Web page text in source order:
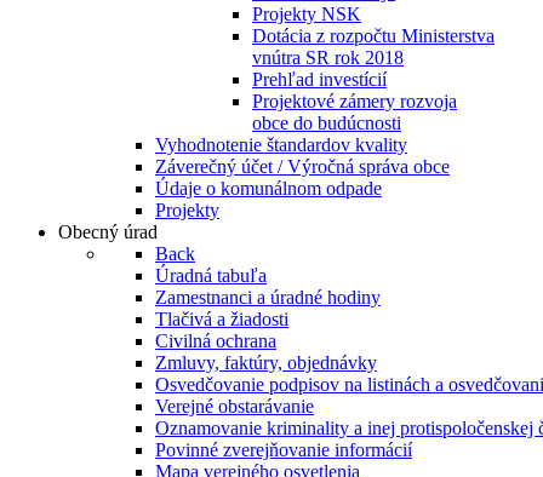
Projekty NSK
Dotácia z rozpočtu Ministerstva
vnútra SR rok 2018
Prehľad investícií
Projektové zámery rozvoja
obce do budúcnosti
Vyhodnotenie štandardov kvality
Záverečný účet / Výročná správa obce
Údaje o komunálnom odpade
Projekty
Obecný úrad
Back
Úradná tabuľa
Zamestnanci a úradné hodiny
Tlačivá a žiadosti
Civilná ochrana
Zmluvy, faktúry, objednávky
Osvedčovanie podpisov na listinách a
Verejné obstarávanie
Oznamovanie kriminality a inej protispoločenskej
Povinné zverejňovanie informácií
Mapa verejného osvetlenia